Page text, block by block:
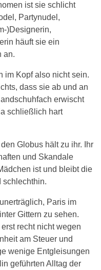
ist sie schlicht
Partynudel,
)Designerin,
häuft sie ein
an.
im Kopf also nicht sein.
dass sie ab und an
erwischt
schließlich hart
Globus hält zu ihr. Ihr
und Skandale
ist und bleibt die
schlechthin.
Paris im
Gittern zu sehen.
recht nicht wegen
am Steuer und
wenige Entgleisungen
geführten Alltag der